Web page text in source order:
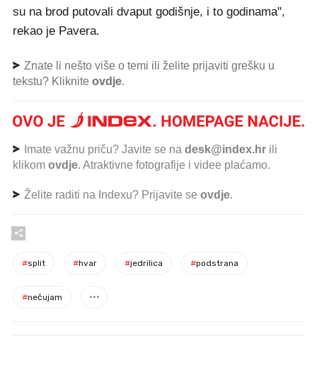
su na brod putovali dvaput godišnje, i to godinama",
rekao je Pavera.
Znate li nešto više o temi ili želite prijaviti grešku u
tekstu? Kliknite ovdje.
Imate važnu priču? Javite se na desk@index.hr ili
klikom ovdje. Atraktivne fotografije i videe plaćamo.
Želite raditi na Indexu? Prijavite se ovdje.
#split #hvar #jedrilica #podstrana
#nečujam